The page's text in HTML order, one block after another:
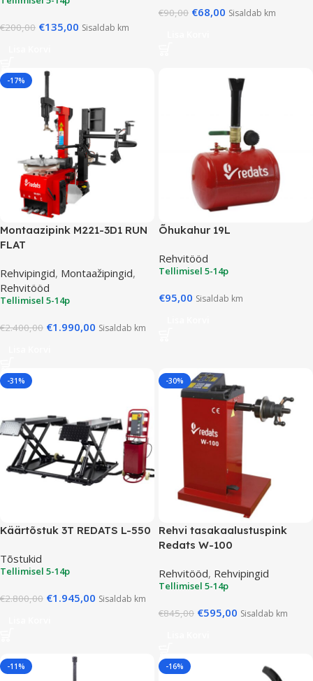
€200,00 €135,00 Sisaldab km
€90,00 €68,00 Sisaldab km
-17%
Montaazipink M221-3D1 RUN
FLAT
Rehvipingid, Montaažipingid,
Rehvitööd
Tellimisel 5-14p
€2.400,00 €1.990,00 Sisaldab km
Õhukahur 19L
Rehvitööd
Tellimisel 5-14p
€95,00 Sisaldab km
-31%
Käärtõstuk 3T REDATS L-550
Tõstukid
Tellimisel 5-14p
€2.800,00 €1.945,00 Sisaldab km
-30%
Rehvi tasakaalustuspink
Redats W-100
Rehvitööd, Rehvipingid
Tellimisel 5-14p
€845,00 €595,00 Sisaldab km
-11% -16%